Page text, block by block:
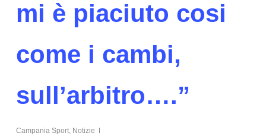
mi è piaciuto cosi
come i cambi,
sull’arbitro….”
Campania Sport, Notizie